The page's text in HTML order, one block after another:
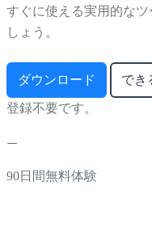
すぐに使える実用的なツ
しょう。
ダウンロード でき
登録不要です。
90日間無料体験